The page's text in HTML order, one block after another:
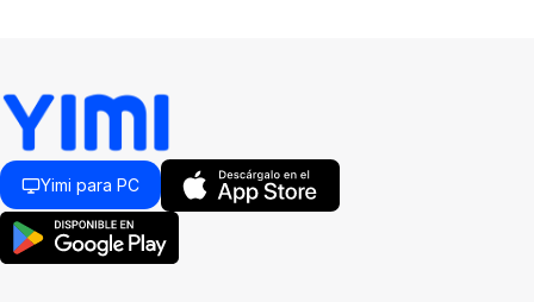
Yimi para PC